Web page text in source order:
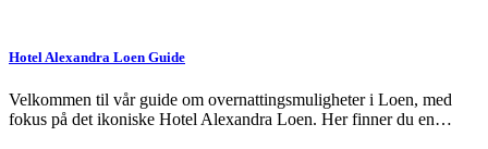
Hotel Alexandra Loen Guide
Velkommen til vår guide om overnattingsmuligheter i Loen, med
fokus på det ikoniske Hotel Alexandra Loen. Her finner du en…